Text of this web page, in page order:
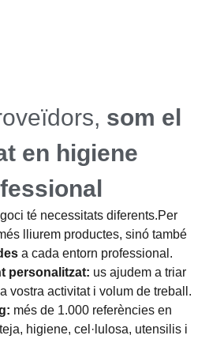
som el
en higiene
té necessitats diferents.Per
lliurem productes, sinó també
a cada entorn professional.
personalitzat: us ajudem a triar
vostra activitat i volum de treball.
més de 1.000 referències en
higiene, cel·lulosa, utensilis i